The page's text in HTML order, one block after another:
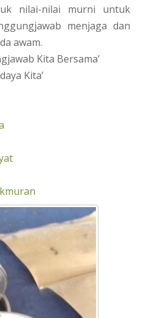
nilai-nilai murni untuk
menjaga dan
awam.
Kita Bersama’
Kita’